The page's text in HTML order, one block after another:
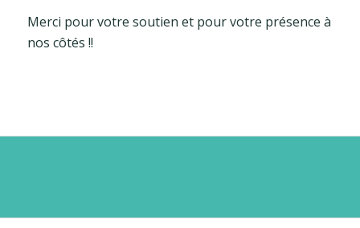
Merci pour votre soutien et pour votre présence à
nos côtés !!